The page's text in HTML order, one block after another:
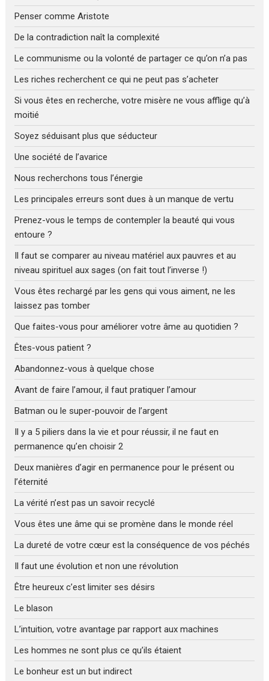
Penser comme Aristote
De la contradiction naît la complexité
Le communisme ou la volonté de partager ce qu’on n’a pas
Les riches recherchent ce qui ne peut pas s’acheter
Si vous êtes en recherche, votre misère ne vous afflige qu’à
moitié
Soyez séduisant plus que séducteur
Une société de l’avarice
Nous recherchons tous l’énergie
Les principales erreurs sont dues à un manque de vertu
Prenez-vous le temps de contempler la beauté qui vous
entoure ?
Il faut se comparer au niveau matériel aux pauvres et au
niveau spirituel aux sages (on fait tout l’inverse !)
Vous êtes rechargé par les gens qui vous aiment, ne les
laissez pas tomber
Que faites-vous pour améliorer votre âme au quotidien ?
Êtes-vous patient ?
Abandonnez-vous à quelque chose
Avant de faire l’amour, il faut pratiquer l’amour
Batman ou le super-pouvoir de l’argent
Il y a 5 piliers dans la vie et pour réussir, il ne faut en
permanence qu’en choisir 2
Deux manières d’agir en permanence pour le présent ou
l’éternité
La vérité n’est pas un savoir recyclé
Vous êtes une âme qui se promène dans le monde réel
La dureté de votre cœur est la conséquence de vos péchés
Il faut une évolution et non une révolution
Être heureux c’est limiter ses désirs
Le blason
L’intuition, votre avantage par rapport aux machines
Les hommes ne sont plus ce qu’ils étaient
Le bonheur est un but indirect